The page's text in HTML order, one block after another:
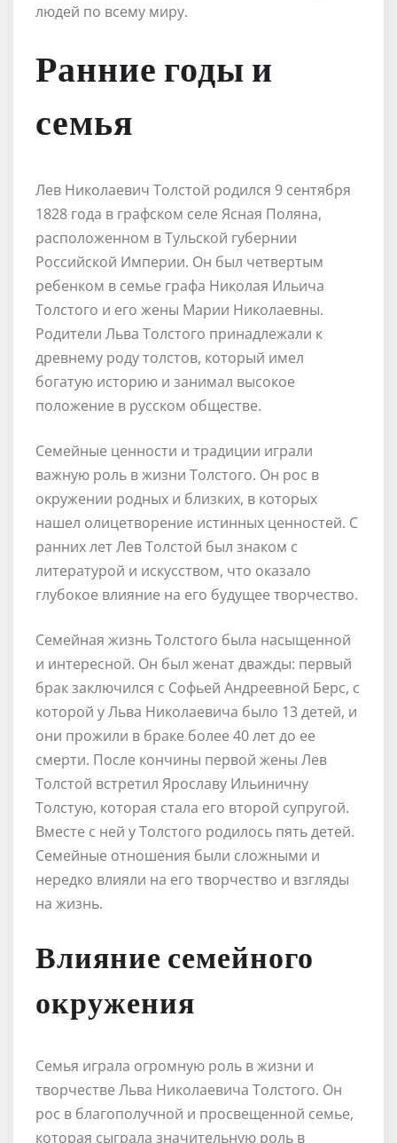
людей по всему миру.
Ранние годы и
семья
Лев Николаевич Толстой родился 9 сентября
1828 года в графском селе Ясная Поляна,
расположенном в Тульской губернии
Российской Империи. Он был четвертым
ребенком в семье графа Николая Ильича
Толстого и его жены Марии Николаевны.
Родители Льва Толстого принадлежали к
древнему роду толстов, который имел
богатую историю и занимал высокое
положение в русском обществе.
Семейные ценности и традиции играли
важную роль в жизни Толстого. Он рос в
окружении родных и близких, в которых
нашел олицетворение истинных ценностей. С
ранних лет Лев Толстой был знаком с
литературой и искусством, что оказало
глубокое влияние на его будущее творчество.
Семейная жизнь Толстого была насыщенной
и интересной. Он был женат дважды: первый
брак заключился с Софьей Андреевной Берс, с
которой у Льва Николаевича было 13 детей, и
они прожили в браке более 40 лет до ее
смерти. После кончины первой жены Лев
Толстой встретил Ярославу Ильиничну
Толстую, которая стала его второй супругой.
Вместе с ней у Толстого родилось пять детей.
Семейные отношения были сложными и
нередко влияли на его творчество и взгляды
на жизнь.
Влияние семейного
окружения
Семья играла огромную роль в жизни и
творчестве Льва Николаевича Толстого. Он
рос в благополучной и просвещенной семье,
которая сыграла значительную роль в